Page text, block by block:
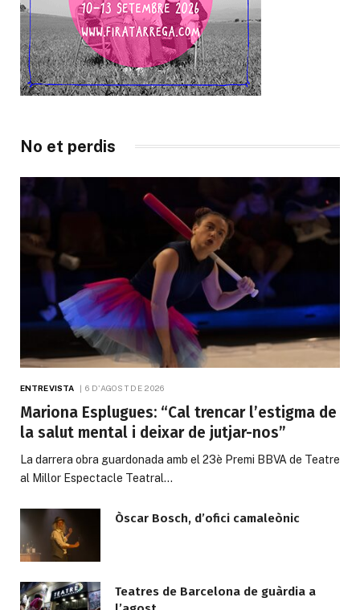
No et perdis
ENTREVISTA 6 D'AGOST DE 2026
Mariona Esplugues: “Cal trencar l’estigma de
la salut mental i deixar de jutjar-nos”
La darrera obra guardonada amb el 23è Premi BBVA de Teatre
al Millor Espectacle Teatral…
Òscar Bosch, d’ofici camaleònic
Teatres de Barcelona de guàrdia a